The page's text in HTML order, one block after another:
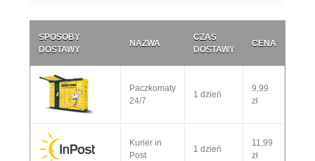
SPOSOBY
DOSTAWY
NAZWA
CZAS
DOSTAWY
CENA
Paczkomaty
24/7
1 dzień
9,99
zł
Kurier in
Post
1 dzień
11,99
zł